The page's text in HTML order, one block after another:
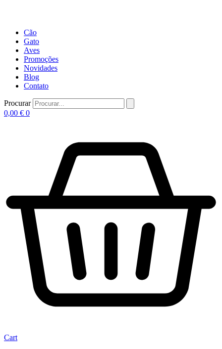
Cão
Gato
Aves
Promoções
Novidades
Blog
Contato
Procurar
0,00 € 0
Cart